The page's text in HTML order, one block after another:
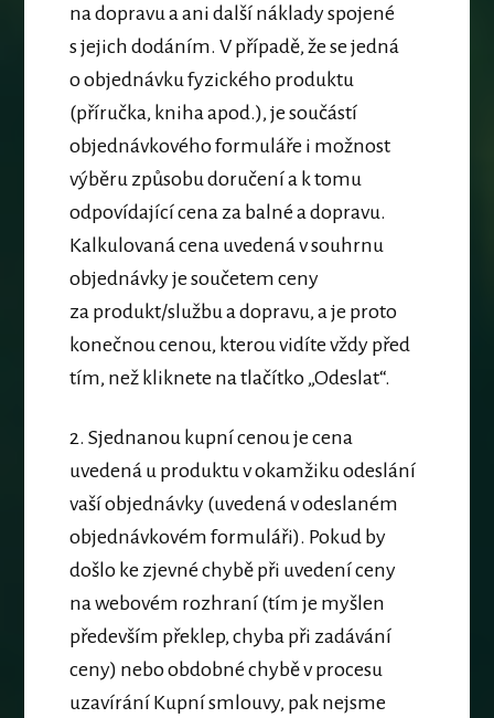
na dopravu a ani další náklady spojené
s jejich dodáním. V případě, že se jedná
o objednávku fyzického produktu
(příručka, kniha apod.), je součástí
objednávkového formuláře i možnost
výběru způsobu doručení a k tomu
odpovídající cena za balné a dopravu.
Kalkulovaná cena uvedená v souhrnu
objednávky je součetem ceny
za produkt/službu a dopravu, aje proto
konečnou cenou, kterou vidíte vždy před
tím, než kliknete na tlačítko „Odeslat“.
2. Sjednanou kupní cenou je cena
uvedená u produktu v okamžiku odeslání
vaší objednávky(uvedená v odeslaném
objednávkovém formuláři). Pokud by
došlo ke zjevné chybě při uvedení ceny
na webovém rozhraní (tím je myšlen
především překlep, chyba při zadávání
ceny) nebo obdobné chybě v procesu
uzavírání Kupní smlouvy, pak nejsme